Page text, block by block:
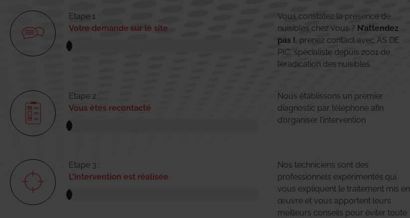
Etape 1 :
Votre demande sur le site
Vous constatez la présence de
nuisibles chez vous ? N’attendez
pas !, prenez contact avec AS DE
PIC, spécialiste depuis 2001 de
l’éradication des nuisibles.
Etape 2 :
Vous êtes recontacté
Nous établissons un premier
diagnostic par téléphone afin
d’organiser l’intervention
Etape 3 :
L'intervention est réalisée
Nos techniciens sont des
professionnels expérimentés qui
vous expliquent le traitement mis en
œuvre et vous apportent leurs
meilleurs conseils pour éviter toute